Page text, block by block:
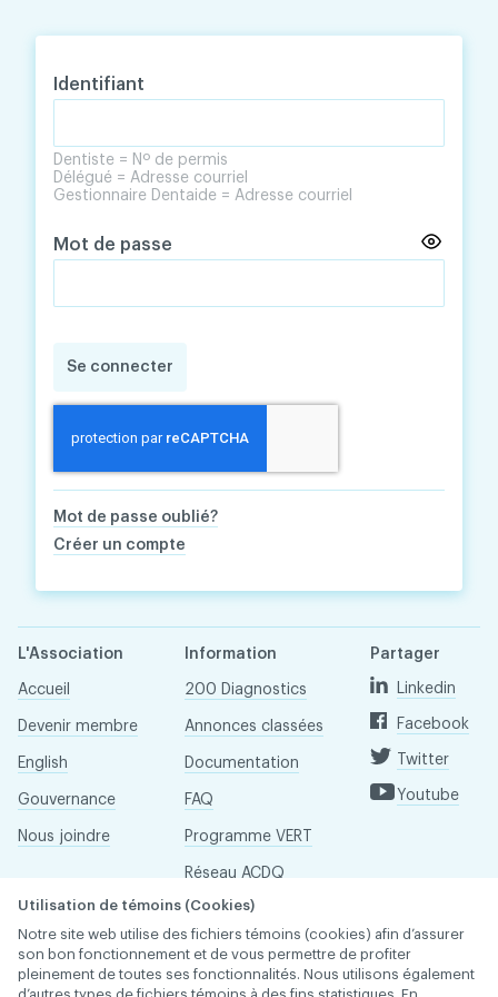
Identifiant
Dentiste = Nº de permis
Délégué = Adresse courriel
Gestionnaire Dentaide = Adresse courriel
Mot de passe
Se connecter
Mot de passe oublié?
Créer un compte
L'Association
Accueil
Devenir membre
English
Gouvernance
Nous joindre
Information
200 Diagnostics
Annonces classées
Documentation
FAQ
Programme VERT
Réseau ACDQ
Salle de presse
À propos
Partager
Linkedin
Facebook
Twitter
Youtube
Utilisation de témoins (Cookies)
Notre site web utilise des fichiers témoins (cookies) afin d’assurer
son bon fonctionnement et de vous permettre de profiter
pleinement de toutes ses fonctionnalités. Nous utilisons également